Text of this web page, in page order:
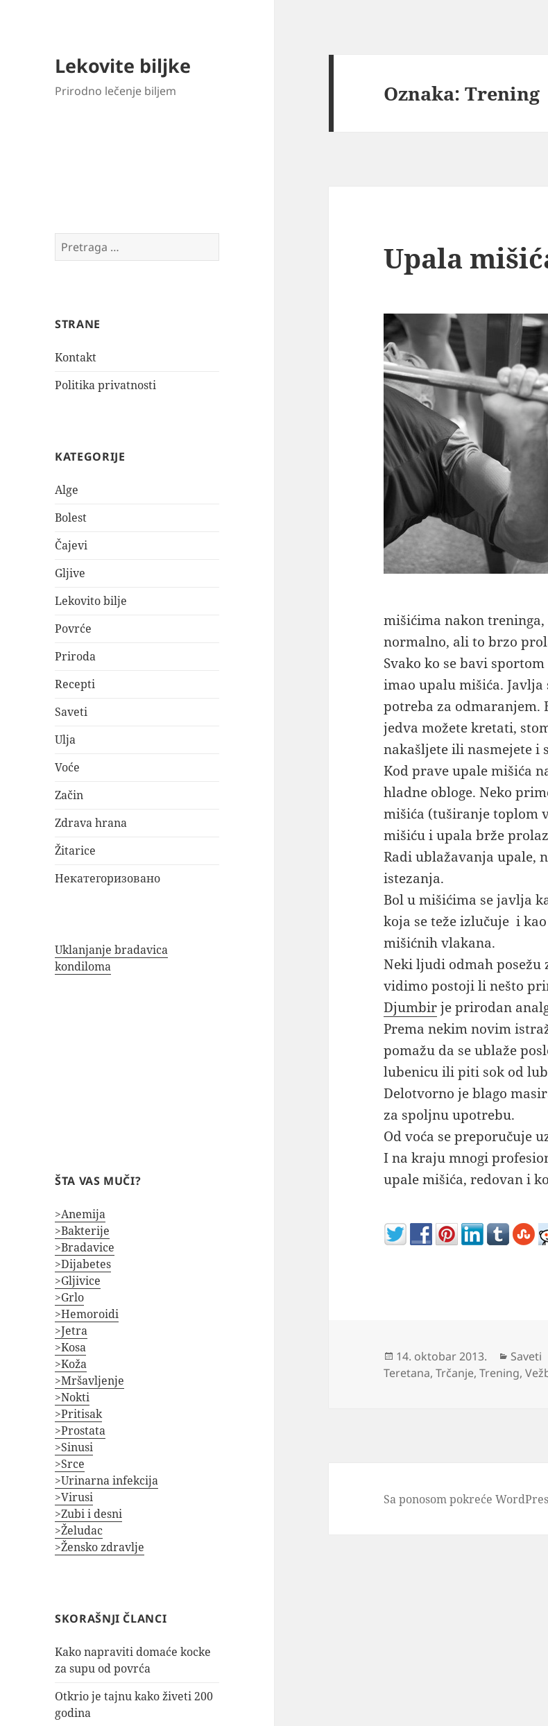
Lekovite biljke
Prirodno lečenje biljem
Pretraga
za:
STRANE
Kontakt
Politika privatnosti
KATEGORIJE
Alge
Bolest
Čajevi
Gljive
Lekovito bilje
Povrće
Priroda
Recepti
Saveti
Ulja
Voće
Začin
Zdrava hrana
Žitarice
Некатегоризовано
Uklanjanje bradavica
kondiloma
ŠTA VAS MUČI?
>Anemija
>Bakterije
>Bradavice
>Dijabetes
>Gljivice
>Grlo
>Hemoroidi
>Jetra
>Kosa
>Koža
>Mršavljenje
>Nokti
>Pritisak
>Prostata
>Sinusi
>Srce
>Urinarna infekcija
>Virusi
>Zubi i desni
>Želudac
>Žensko zdravlje
SKORAŠNJI ČLANCI
Kako napraviti domaće kocke
za supu od povrća
Otkrio je tajnu kako živeti 200
godina
Oznaka:Trening
Upala
mišićima nakon
normalno, ali to brzo
Svako ko se bavi
imao upalu mišića.
potreba za odmaranjem.
jedva možete kretati,
nakašljete ili nasmejete i
Kod prave upale mišića
hladne obloge. Neko
mišića (tuširanje toplom
mišiću i upala brže
Radi ublažavanja upale,
istezanja.
Bol u mišićima se javlja
koja se teže izlučuje i
mišićnih vlakana.
Neki ljudi odmah
vidimo postoji li nešto
Djumbirje prirodan
Prema nekim novim
pomažu da se ublaže
lubenicu ili piti sok od
Delotvorno je blago
za spoljnu upotrebu.
Od voća se preporučuje
I na kraju mnogi
upale mišića, redovan i
Objavljeno
14. oktobar 2013. Saveti
Teretana,Trčanje,Trening,
Sa ponosom pokreće